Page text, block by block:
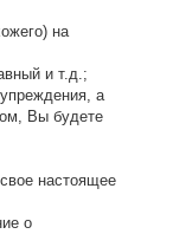
на
и т.д.;
а
Вы будете
настоящее
о